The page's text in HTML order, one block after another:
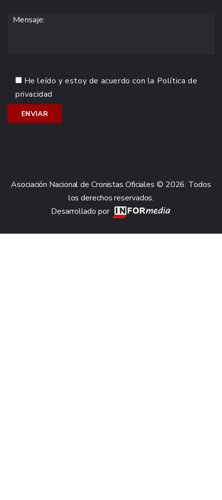
He leído y estoy de acuerdo con la Política de
privacidad
Asociación Nacional de Cronistas Oficiales © 2026. Todos
los derechos reservados.
Desarrollado por